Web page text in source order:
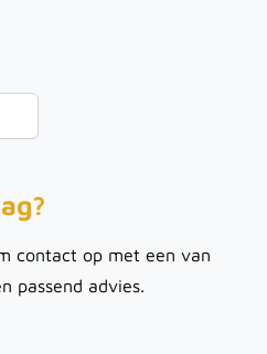
contact op met een van
passend advies.